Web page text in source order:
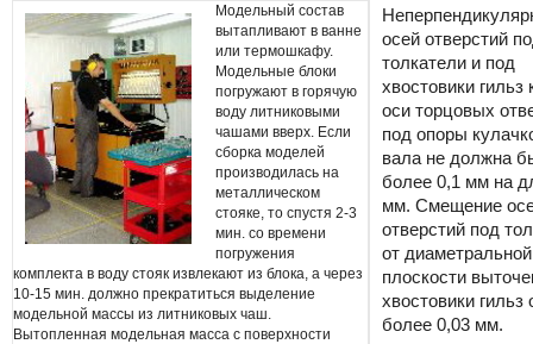
Модельный состав
вытапливают в ванне
или термошкафу.
Модельные блоки
погружают в горячую
воду литниковыми
чашами вверх. Если
сборка моделей
производилась на
металлическом
стояке, то спустя 2-3
мин. со времени
погружения
комплекта в воду стояк извлекают из блока, а через
10-15 мин. должно прекратиться выделение
модельной массы из литниковых чаш.
Вытопленная модельная масса с поверхности
осей отверстий
толкатели и под
хвостовики гильз
оси торцовых
под опоры
вала не должна
более 0,1 мм на
мм. Смещение
отверстий под
от диаметральной
плоскости
хвостовики гильз
более 0,03 мм.